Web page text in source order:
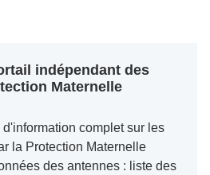
indépendant des
Maternelle
complet sur les
la Protection Maternelle
des antennes : liste des